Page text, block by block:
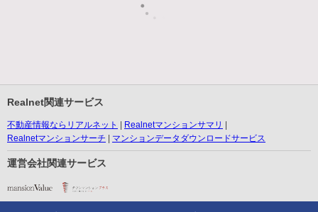
Realnet関連サービス
不動産情報ならリアルネット
Realnetマンションサマリ
Realnetマンションサーチ
マンションデータダウンロードサービス
運営会社関連サービス